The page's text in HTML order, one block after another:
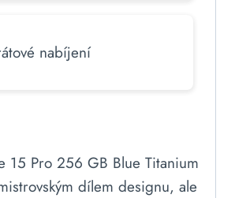
nabíjení
15 Pro 256 GB Blue Titanium
dílem designu, ale